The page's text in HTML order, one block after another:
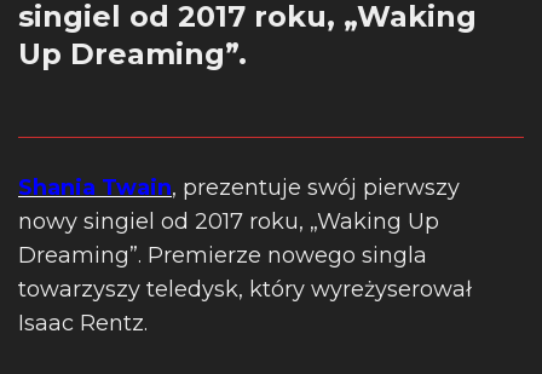
singiel od 2017 roku, „Waking
Up Dreaming”.
Shania Twain, prezentuje swój pierwszy
nowy singiel od 2017 roku, „Waking Up
Dreaming”. Premierze nowego singla
towarzyszy teledysk, który wyreżyserował
Isaac Rentz.